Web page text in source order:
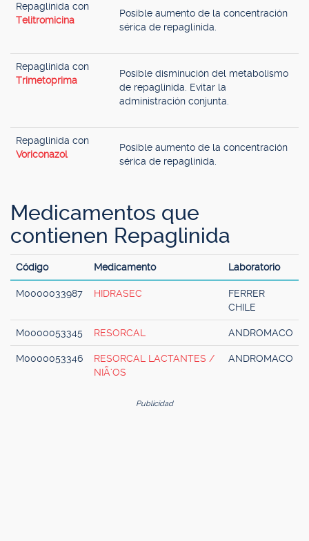
Repaglinida con
Telitromicina
Posible aumento de la concentración
sérica de repaglinida.
Repaglinida con
Trimetoprima
Posible disminución del metabolismo
de repaglinida. Evitar la
administración conjunta.
Repaglinida con
Voriconazol
Posible aumento de la concentración
sérica de repaglinida.
Medicamentos que
contienen Repaglinida
Código Medicamento Laboratorio
M0000033987 HIDRASEC
FERRER
CHILE
M0000053345 RESORCAL ANDROMACO
M0000053346
RESORCAL LACTANTES /
NIÃ‘OS
ANDROMACO
Publicidad